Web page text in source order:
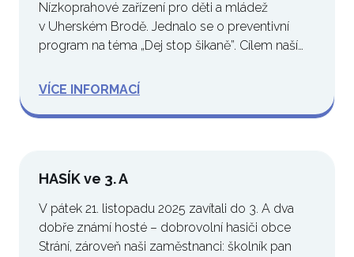
Nízkoprahové zařízení pro děti a mládež
v Uherském Brodě. Jednalo se o preventivní
program na téma „Dej stop šikaně”. Cílem naší…
VÍCE INFORMACÍ
HASÍK ve 3. A
V pátek 21. listopadu 2025 zavítali do 3. A dva
dobře známí hosté – dobrovolní hasiči obce
Strání, zároveň naši zaměstnanci: školník pan